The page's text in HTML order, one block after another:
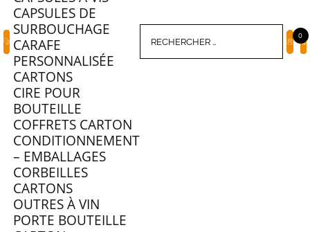
CAPSULES DE
SURBOUCHAGE
CARAFE
PERSONNALISÉE
CARTONS
CIRE POUR
BOUTEILLE
COFFRETS CARTON
CONDITIONNEMENT
– EMBALLAGES
CORBEILLES
CARTONS
OUTRES À VIN
PORTE BOUTEILLE
0